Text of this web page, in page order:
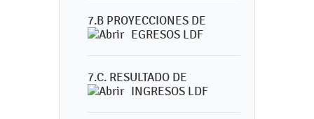
7.B PROYECCIONES DE
EGRESOS LDF
7.C. RESULTADO DE
INGRESOS LDF